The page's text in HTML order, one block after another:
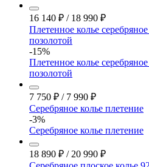
16 140 ₽ / 18 990 ₽
Плетенное колье
позолотой
-15%
Плетенное колье
позолотой
7 750 ₽ / 7 990 ₽
Серебряное колье плетение
-3%
Серебряное колье плетение
18 890 ₽ / 20 990 ₽